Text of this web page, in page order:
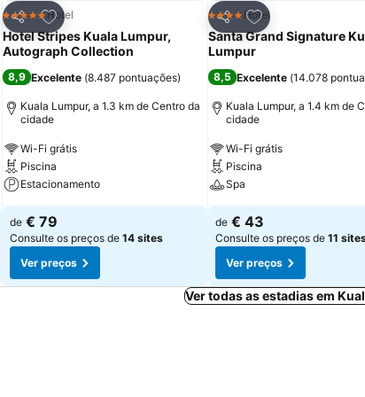
Partilhar
Adicionar aos favoritos
5 EstrelasHotel
Hotel Stripes Kuala Lumpur,
Autograph Collection
8,9 Excelente (8.487 pontuações)
Kuala Lumpur, a 1.3 km de Centro da
cidade
Wi-Fi grátis
Piscina
Estacionamento
de € 79
Consulte os preços de 14 sites
Ver preços
Partilhar
Adicionar aos
4 EstrelasHotel
Santa Grand Signature
Lumpur
8,5 Excelente (14.078
Kuala Lumpur, a 1.4 km de
cidade
Wi-Fi grátis
Piscina
Spa
de € 43
Consulte os preços de 11
Ver preços
Ver todas as estadias em